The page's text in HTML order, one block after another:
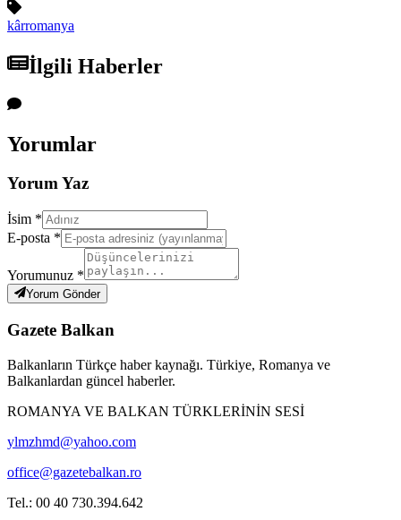
kârromanya
İlgili Haberler
Yorumlar
Yorum Yaz
İsim *
E-posta *
Yorumunuz *
Yorum Gönder
Gazete Balkan
Balkanların Türkçe haber kaynağı. Türkiye, Romanya ve
Balkanlardan güncel haberler.
ROMANYA VE BALKAN TÜRKLERİNİN SESİ
ylmzhmd@yahoo.com
office@gazetebalkan.ro
Tel.: 00 40 730.394.642